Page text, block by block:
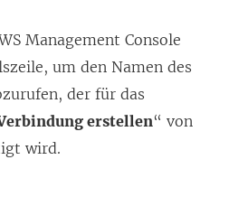
Management Console
um den Namen des
der für das
erstellen“ von
wird.